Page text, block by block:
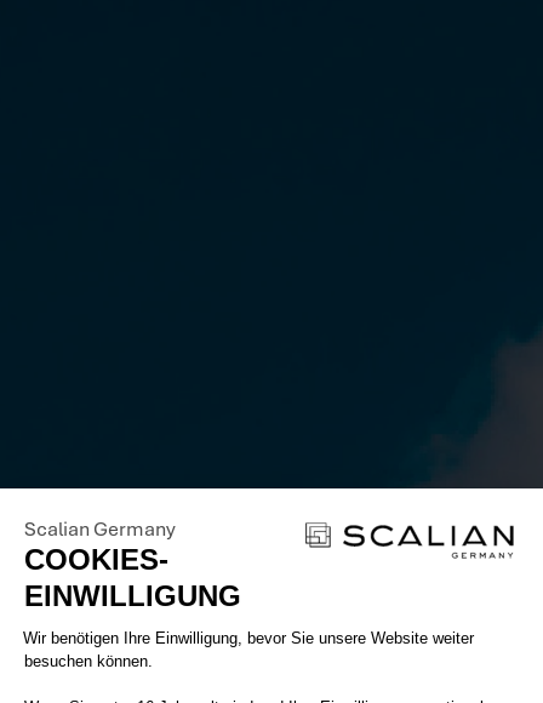
Scalian Germany
COOKIES-
EINWILLIGUNG
Einwilligungsmanagementplattform:
Wir benötigen Ihre Einwilligung, bevor Sie unsere Website weiter
besuchen können.